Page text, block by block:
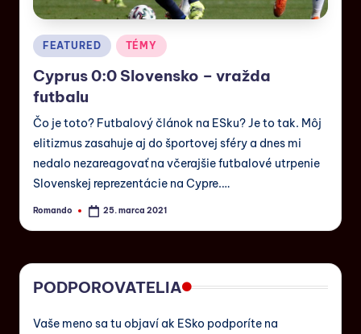
FEATURED TÉMY
Cyprus 0:0 Slovensko – vražda
futbalu
Čo je toto? Futbalový článok na ESku? Je to tak. Môj
elitizmus zasahuje aj do športovej sféry a dnes mi
nedalo nezareagovať na včerajšie futbalové utrpenie
Slovenskej reprezentácie na Cypre.…
Romando 25. marca 2021
PODPOROVATELIA
Vaše meno sa tu objaví ak ESko podporíte na